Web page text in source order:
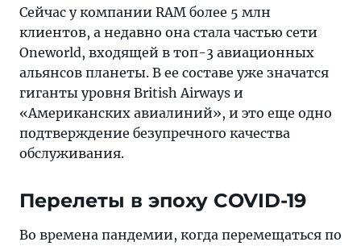
Сейчас у компании RAM более 5 млн
клиентов, а недавно она стала частью сети
Oneworld, входящей в топ-3 авиационных
альянсов планеты. В ее составе уже значатся
гиганты уровня British Airways и
«Американских авиалиний», и это еще одно
подтверждение безупречного качества
обслуживания.
Перелеты в эпоху COVID-19
Во времена пандемии, когда перемещаться по